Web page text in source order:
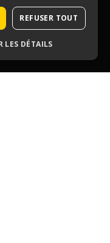
et
de la simple
REFUSER TOUT
LES DÉTAILS